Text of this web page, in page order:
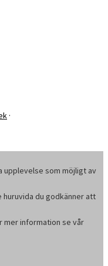
·
upplevelse som möjligt av
du godkänner att
mer information se vår